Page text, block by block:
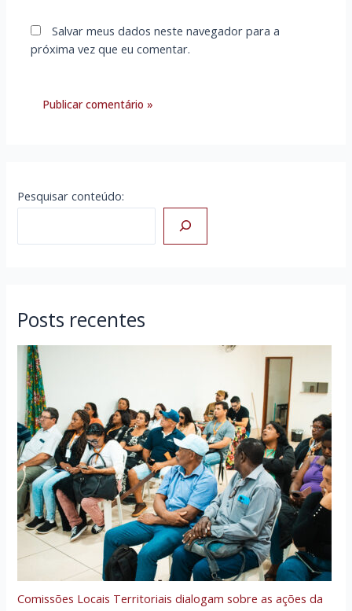
Salvar meus dados neste navegador para a
próxima vez que eu comentar.
Pesquisar conteúdo:
Posts recentes
Comissões Locais Territoriais dialogam sobre as ações da